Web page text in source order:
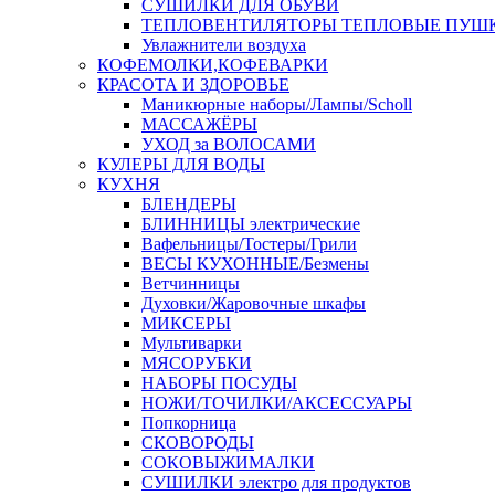
СУШИЛКИ ДЛЯ ОБУВИ
ТЕПЛОВЕНТИЛЯТОРЫ ТЕПЛОВЫЕ
Увлажнители воздуха
КОФЕМОЛКИ,КОФЕВАРКИ
КРАСОТА И ЗДОРОВЬЕ
Маникюрные наборы/Лампы/Scholl
МАССАЖЁРЫ
УХОД за ВОЛОСАМИ
КУЛЕРЫ ДЛЯ ВОДЫ
КУХНЯ
БЛЕНДЕРЫ
БЛИННИЦЫ электрические
Вафельницы/Тостеры/Грили
ВЕСЫ КУХОННЫЕ/Безмены
Ветчинницы
Духовки/Жаровочные шкафы
МИКСЕРЫ
Мультиварки
МЯСОРУБКИ
НАБОРЫ ПОСУДЫ
НОЖИ/ТОЧИЛКИ/АКСЕССУАРЫ
Попкорница
СКОВОРОДЫ
СОКОВЫЖИМАЛКИ
СУШИЛКИ электро для продуктов